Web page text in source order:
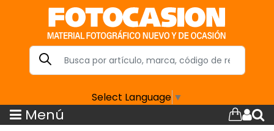
Select Language ▼
Menú